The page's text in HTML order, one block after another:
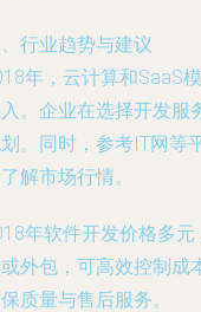
行业趋势与建议
年，云计算和SaaS
。企业在选择开发服
。同时，参考IT网等
解市场行情。
年软件开发价格多
外包，可高效控制成
质量与售后服务。